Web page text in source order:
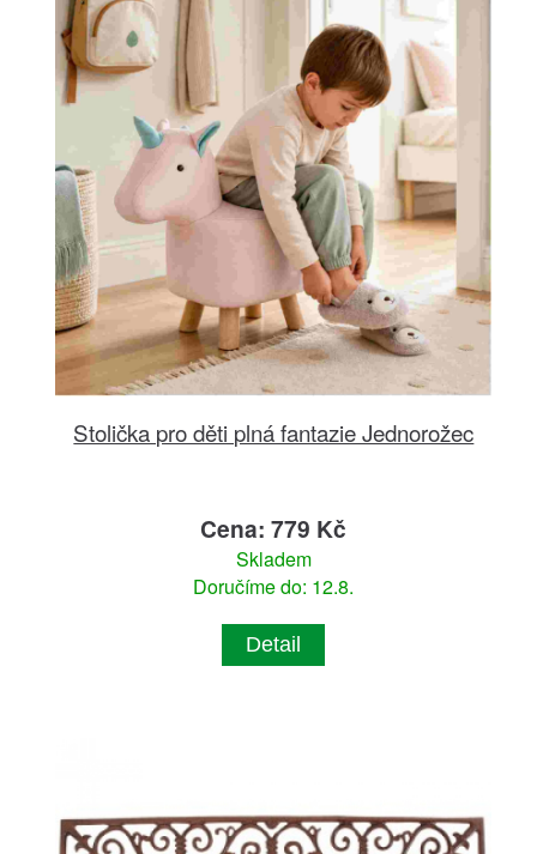
Stolička pro děti plná fantazie Jednorožec
Cena: 779 Kč
Skladem
Doručíme do: 12.8.
Detail